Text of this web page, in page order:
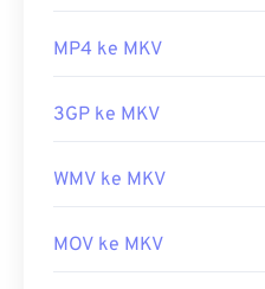
MP4 ke MKV
3GP ke MKV
WMV ke MKV
MOV ke MKV